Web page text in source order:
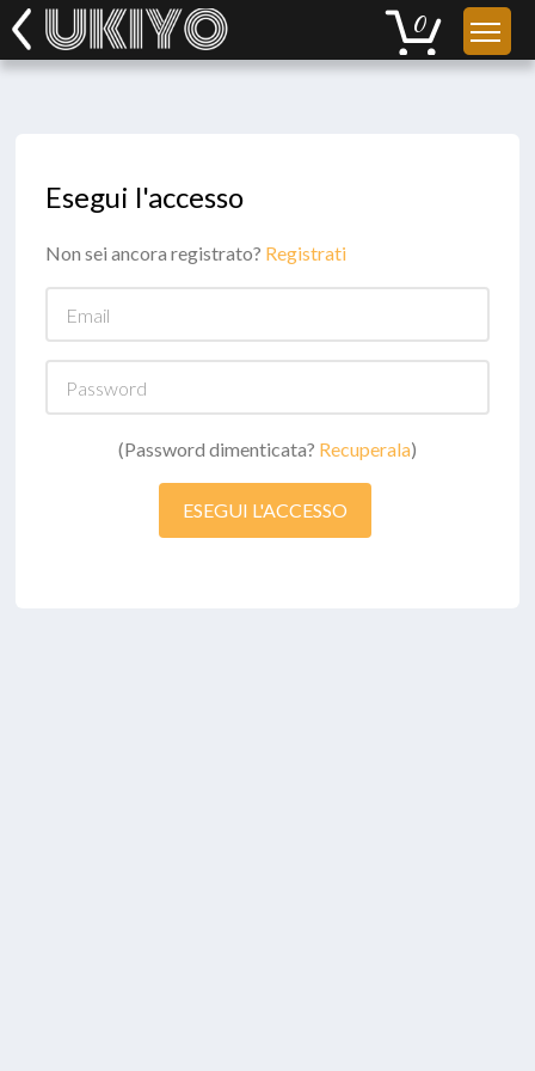
Esegui l'accesso
Non sei ancora registrato? Registrati
(Password dimenticata? Recuperala)